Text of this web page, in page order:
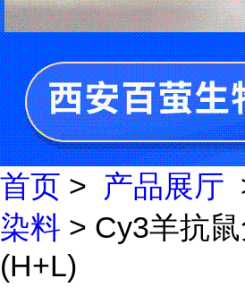
首页 > 产品展厅
染料 > Cy3羊抗
(H+L)